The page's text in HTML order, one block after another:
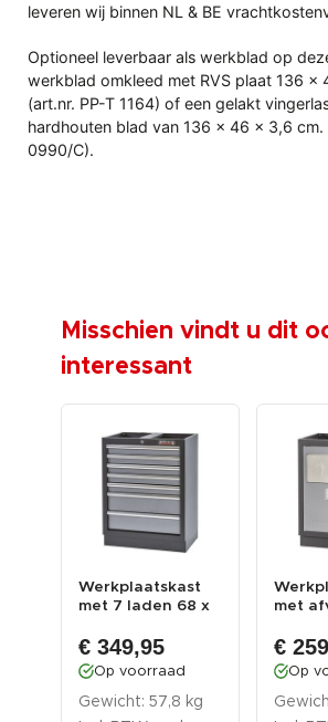
leveren wij binnen NL & BE
Optioneel leverbaar als werkblad op
werkblad omkleed met RVS plaat 136 x
(art.nr. PP-T 1164) of een gelakt
hardhouten blad van 136 x 46 x 3,6 cm.
0990/C).
Misschien vindt u dit
interessant
Werkplaatskast
met 7 laden 68 x
€ 349,95
Op voorraad
Gewicht: 57,8 kg
met
€
Op